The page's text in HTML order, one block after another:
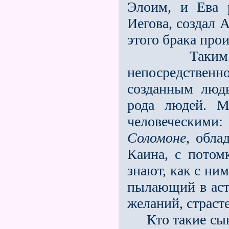
Элоим, и Ева
Иегова, создал
этого брака
Таким
созданным
рода людей.
Соломоне,
Каина, с
знают, как с
пылающий в
желаний,
Кто такие